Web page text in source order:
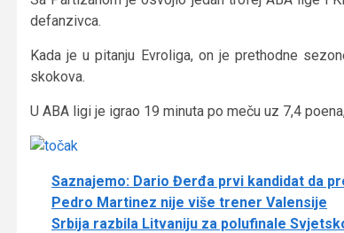
defanzivca.
Kada je u pitanju Evroliga, on je prethodne
skokova.
U ABA ligi je igrao 19 minuta po meču uz 7,4
Saznajemo: Dario Đerđa prvi kandidat da
Pedro Martinez nije više trener Valensije
Srbija razbila Litvaniju za polufinale